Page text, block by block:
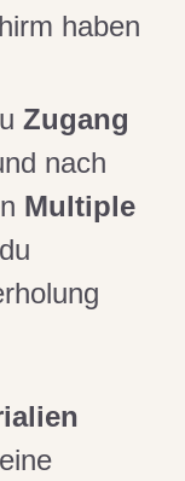
haben
Zugang
nach
Multiple